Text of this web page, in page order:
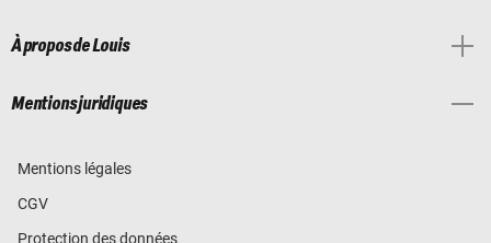
À propos de Louis
Mentions juridiques
Mentions légales
CGV
Protection des données